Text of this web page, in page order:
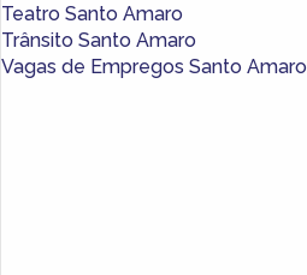
Teatro Santo Amaro
Trânsito Santo Amaro
Vagas de Empregos Santo Amaro